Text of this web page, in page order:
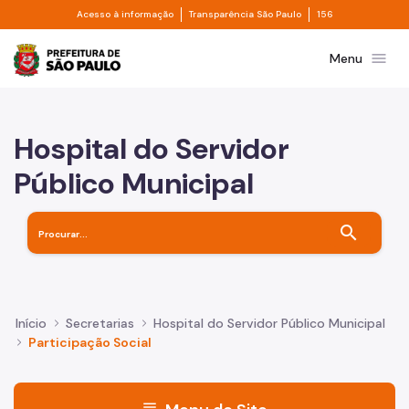
Pular para o Conteúdo principal
Acesso à informação Divisor de acesso à informação
Transparência São Paulo Divisor de
156
Prefeitura de São PauloMenu menu
Hospital do Servidor
Público Municipal
search
Início Secretarias
Hospital do Servidor Público Municipal
Participação Social